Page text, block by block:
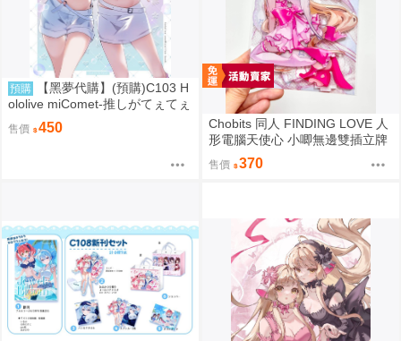
預購
【黑夢代購】(預購)C103 H
ololive miComet-推しがてぇてぇ
partⅡ- 社團名:空色姉妹 繪師:綾
香
售價 450
Chobits 同人 FINDING LOVE 人
形電腦天使心 小唧無邊雙插立牌
繪師：Bee Bee
售價 370